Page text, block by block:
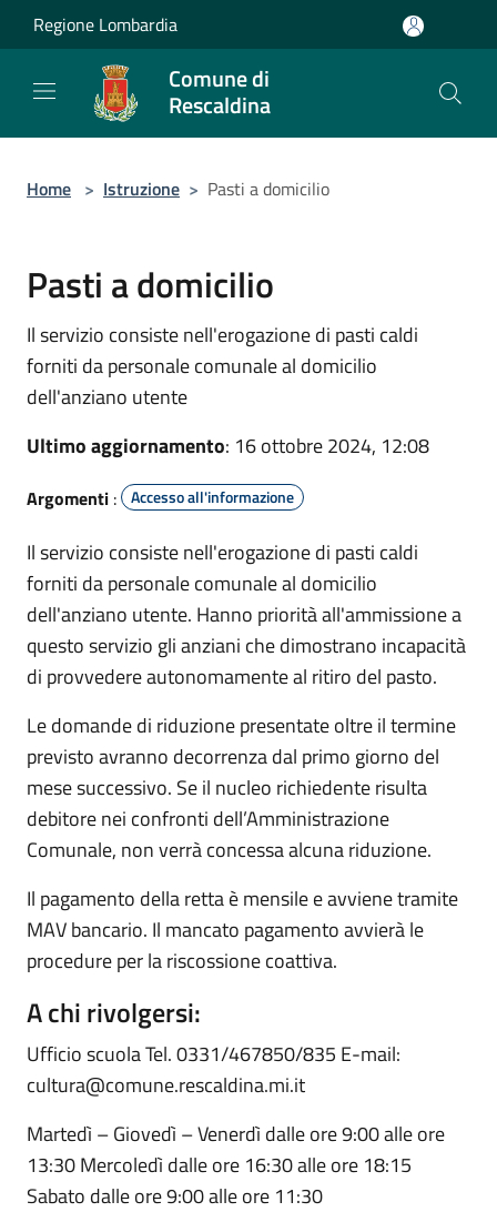
Salta al contenuto principale
Regione Lombardia
Comune di
Rescaldina
Home > Istruzione > Pasti a domicilio
Pasti a domicilio
Il servizio consiste nell'erogazione di pasti caldi
forniti da personale comunale al domicilio
dell'anziano utente
Ultimo aggiornamento: 16 ottobre 2024, 12:08
Argomenti : Accesso all'informazione
Il servizio consiste nell'erogazione di pasti caldi
forniti da personale comunale al domicilio
dell'anziano utente. Hanno priorità all'ammissione a
questo servizio gli anziani che dimostrano incapacità
di provvedere autonomamente al ritiro del pasto.
Le domande di riduzione presentate oltre il termine
previsto avranno decorrenza dal primo giorno del
mese successivo. Se il nucleo richiedente risulta
debitore nei confronti dell’Amministrazione
Comunale, non verrà concessa alcuna riduzione.
Il pagamento della retta è mensile e avviene tramite
MAV bancario. Il mancato pagamento avvierà le
procedure per la riscossione coattiva.
A chi rivolgersi:
Ufficio scuola Tel. 0331/467850/835 E-mail:
cultura@comune.rescaldina.mi.it
Martedì – Giovedì – Venerdì dalle ore 9:00 alle ore
13:30 Mercoledì dalle ore 16:30 alle ore 18:15
Sabato dalle ore 9:00 alle ore 11:30